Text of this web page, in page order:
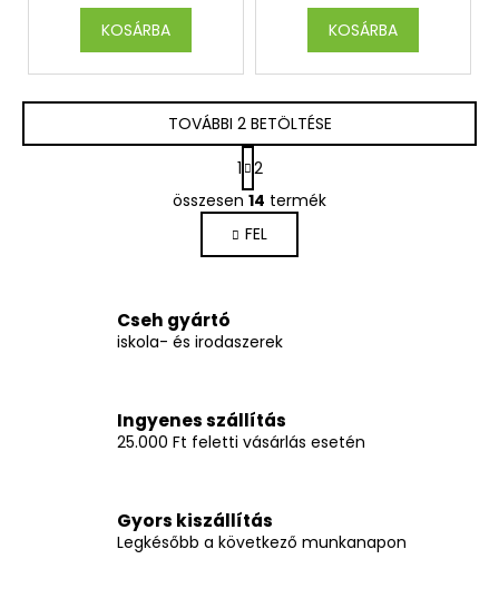
KOSÁRBA KOSÁRBA
L
i
s
t
r
y
í
s
e
l
TOVÁBBI 2 BETÖLTÉSE
L
a
p
o
z
á
1 2
összesen 14 termék
FEL
Cseh gyártó
iskola- és irodaszerek
Ingyenes szállítás
25.000 Ft feletti vásárlás esetén
Gyors kiszállítás
Legkésőbb a következő munkanapon